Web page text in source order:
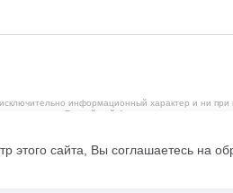
информационный характер и ни при
территории Российской Федерации в
субъектов находящихся за пределами
г, Чулман пр-кт, дом №111, помещение 23, +7
этого сайта, Вы соглашаетесь на